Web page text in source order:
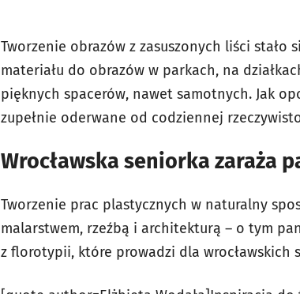
Tworzenie obrazów z zasuszonych liści stało
materiału do obrazów w parkach, na
pięknych spacerów, nawet samotnych. Jak
zupełnie oderwane od codziennej
Wrocławska seniorka zaraża
Tworzenie prac plastycznych w naturalny
malarstwem, rzeźbą i architekturą – o tym
z florotypii, które prowadzi dla wrocławskich